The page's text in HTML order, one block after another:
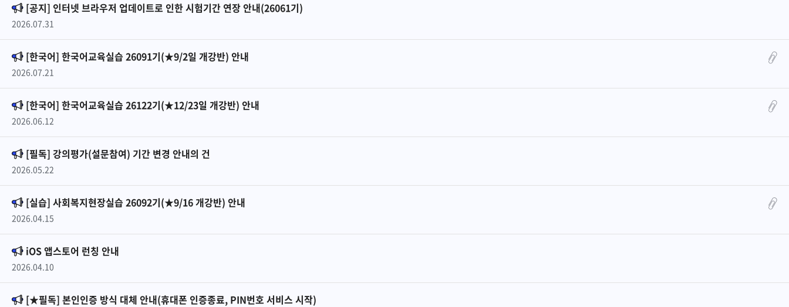
[공지] 인터넷 브라우저 업데이트로 인한 시험기간 연장 안내(26061기)
2026.07.31
[한국어] 한국어교육실습 26091기(★9/2일 개강반) 안내
2026.07.21
[한국어] 한국어교육실습 26122기(★12/23일 개강반) 안내
2026.06.12
[필독] 강의평가(설문참여) 기간 변경 안내의 건
2026.05.22
[실습] 사회복지현장실습 26092기(★9/16 개강반) 안내
2026.04.15
iOS 앱스토어 런칭 안내
2026.04.10
[★필독] 본인인증 방식 대체 안내(휴대폰 인증종료, PIN번호 서비스 시작)